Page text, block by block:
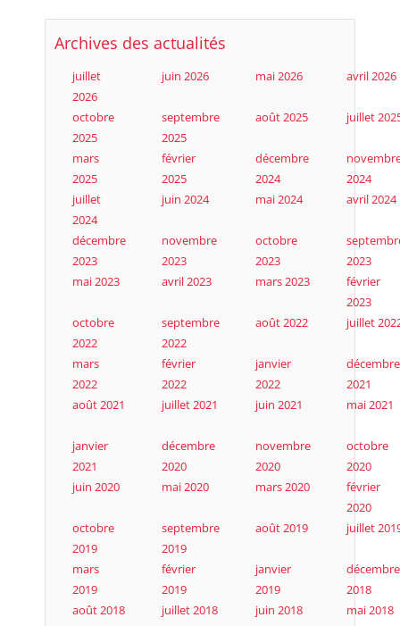
Archives des actualités
juillet
2026
juin 2026 mai 2026 avril 2026
octobre
2025
septembre
2025
août 2025 juillet
mars
2025
février
2025
décembre
2024
2024
juillet
2024
juin 2024 mai 2024 avril 2024
décembre
2023
novembre
2023
octobre
2023
2023
mai 2023
avril 2023 mars 2023
février
2023
octobre
2022
septembre
2022
août 2022 juillet
mars
2022
février
2022
janvier
2022
décembre
2021
août 2021
juillet 2021 juin 2021 mai 2021
janvier
2021
décembre
2020
novembre
2020
octobre
2020
juin 2020
mai 2020 mars 2020
février
2020
octobre
2019
septembre
2019
août 2019 juillet
mars
2019
février
2019
janvier
2019
décembre
2018
août 2018
juillet 2018 juin 2018 mai 2018